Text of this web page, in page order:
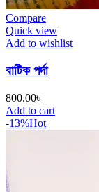
Compare
Quick view
Add to wishlist
বাটিক পর্দা
800.00৳
Add to cart
-13%Hot